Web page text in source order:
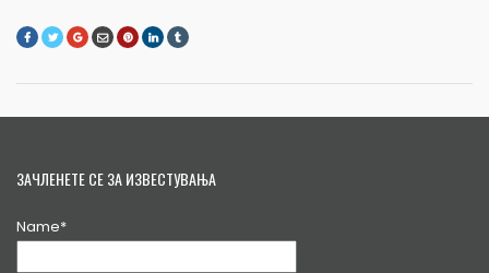
ЗАЧЛЕНЕТЕ СЕ ЗА ИЗВЕСТУВАЊА
Name*